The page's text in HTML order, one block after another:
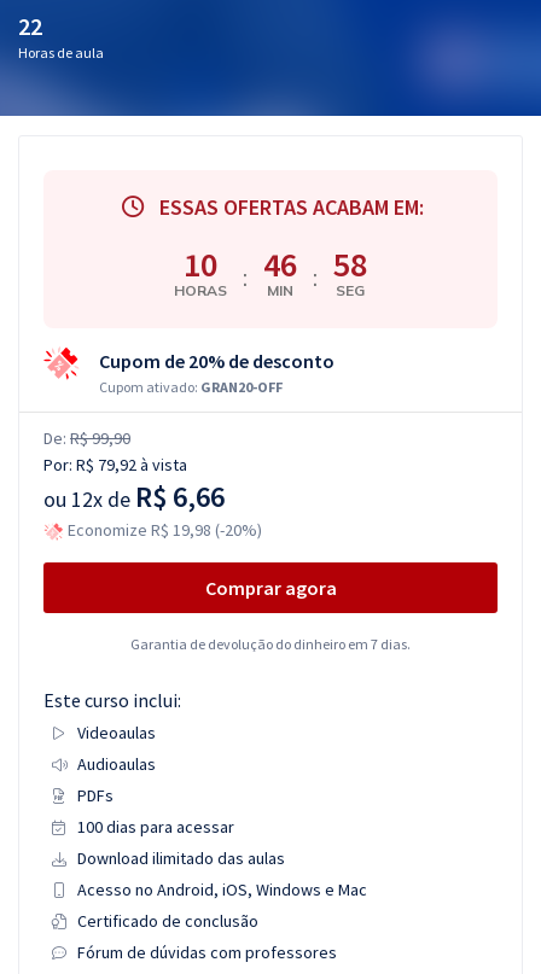
22
Horas de aula
ESSAS OFERTAS ACABAM EM:
10
HORAS : 46
MIN : 57
SEG
Cupom de 20% de desconto
Cupom ativado: GRAN20-OFF
De: R$ 99,90
Por: R$ 79,92à vista
ou 12x de R$ 6,66
Economize R$ 19,98 (-20%)
Comprar agora
Garantia de devolução do dinheiro em 7 dias.
Este curso inclui:
Videoaulas
Audioaulas
PDFs
100 dias para acessar
Download ilimitado das aulas
Acesso no Android, iOS, Windows e Mac
Certificado de conclusão
Fórum de dúvidas com professores